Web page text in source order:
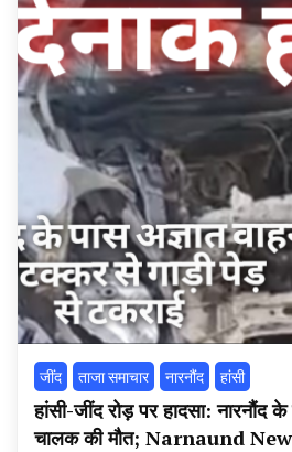
‌जींद ताजा समाचार नारनौंद हांसी
हांसी-जींद रोड़ पर हादसा:
चालक की मौत; Narnaund